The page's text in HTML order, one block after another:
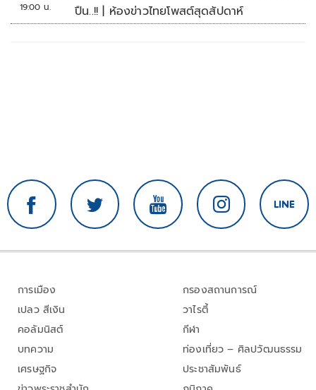
19:00 น. ปืน..!! | ห้องข่าวไทยโพสต์สุดสัปดาห์
การเมือง
เปลว สีเงิน
คอลัมนิสต์
บทความ
เศรษฐกิจ
กรองสถานการณ์
วาไรตี้
กีฬา
ท่องเที่ยว – ศิลปวัฒนธรรม
ประชาสัมพันธ์